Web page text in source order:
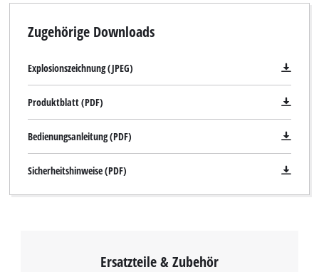
Zugehörige Downloads
Explosionszeichnung (JPEG)
Produktblatt (PDF)
Bedienungsanleitung (PDF)
Sicherheitshinweise (PDF)
Ersatzteile & Zubehör